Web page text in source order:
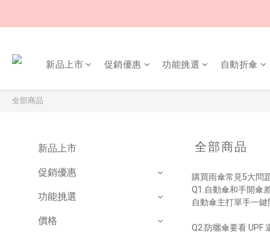
新品上市 促銷優惠 功能挑選 自動折傘
全部商品
新品上市
促銷優惠
功能挑選
價格
全部商品
購買雨傘常見5大問
Q1.自動傘和手開傘
自動傘主打單手一
Q2.防曬傘要看 UPF